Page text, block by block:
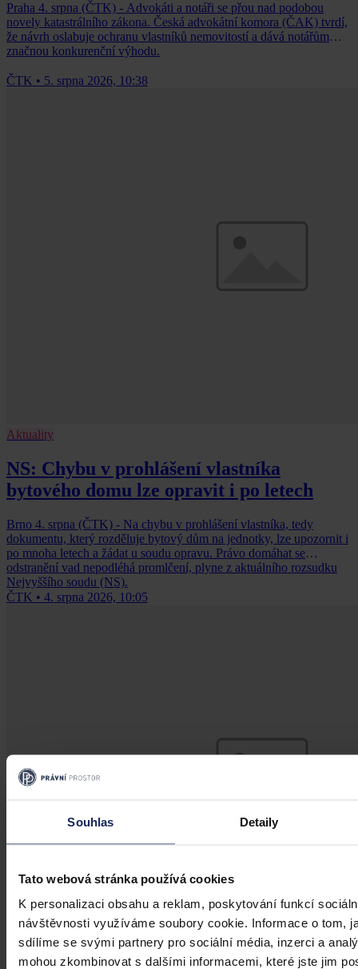
Souhlas Detaily
Tato webová stránka používá cookies
K personalizaci obsahu a reklam, poskytování funkcí
návštěvnosti využíváme soubory cookie. Informace o tom,
sdílíme se svými partnery pro sociální média, inzerci a
mohou zkombinovat s dalšími informacemi, které jste jim
Praha 4. srpna (ČTK) - Advokáti a notáři se přou nad podobou
novely katastrálního zákona. Česká advokátní komora (ČAK) tvrdí,
že návrh oslabuje ochranu vlastníků nemovitostí a dává notářům
značnou konkurenční výhodu.
ČTK • 5. srpna 2026, 10:38
Aktuality
NS: Chybu v prohlášení vlastníka
bytového domu lze opravit i po letech
Brno 4. srpna (ČTK) - Na chybu v prohlášení vlastníka, tedy
dokumentu, který rozděluje bytový dům na jednotky, lze upozornit i
po mnoha letech a žádat u soudu opravu. Právo domáhat se
odstranění vad nepodléhá promlčení, plyne z aktuálního rozsudku
Nejvyššího soudu (NS).
ČTK • 4. srpna 2026, 10:05
Aktuality